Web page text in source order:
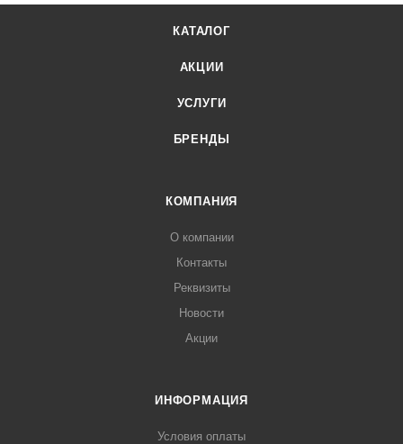
КАТАЛОГ
АКЦИИ
УСЛУГИ
БРЕНДЫ
КОМПАНИЯ
О компании
Контакты
Реквизиты
Новости
Акции
ИНФОРМАЦИЯ
Условия оплаты